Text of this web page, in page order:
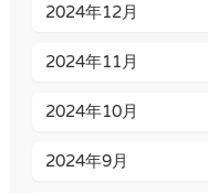
2024年12月
2024年11月
2024年10月
2024年9月